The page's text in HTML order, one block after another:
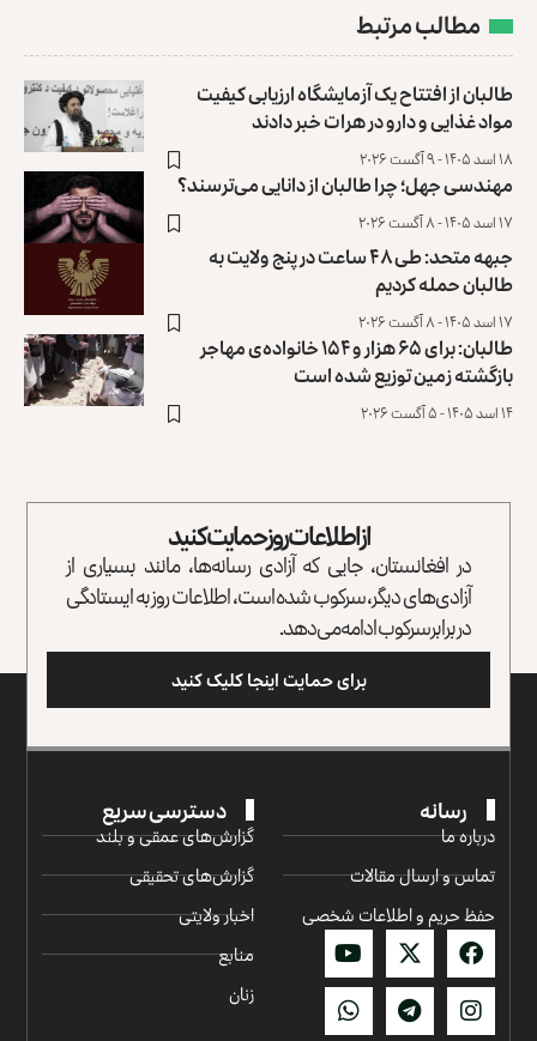
مطالب مرتبط
طالبان از افتتاح یک آزمایشگاه ارزیابی کیفیت
مواد غذایی و دارو در هرات خبر دادند
۱۸ اسد ۱۴۰۵ - ۹ آگست ۲۰۲۶
مهندسی جهل؛ چرا طالبان از دانایی می‌ترسند؟
۱۷ اسد ۱۴۰۵ - ۸ آگست ۲۰۲۶
جبهه متحد: طی ۴۸ ساعت در پنج ولایت به
طالبان حمله کردیم
۱۷ اسد ۱۴۰۵ - ۸ آگست ۲۰۲۶
طالبان: برای ۶۵ هزار و ۱۵۴ خانواده‌ی مهاجر
بازگشته زمین توزیع ‏شده است
۱۴ اسد ۱۴۰۵ - ۵ آگست ۲۰۲۶
از اطلاعات روز حمایت کنید
در افغانستان، جایی که آزادی رسانه‌ها، مانند بسیاری از
آزادی‌های دیگر، سرکوب شده است، اطلاعات روز به ایستادگی
در برابر سرکوب ادامه می‌دهد.
برای حمایت اینجا کلیک کنید
رسانه
درباره ما
تماس و ارسال مقالات
حفظ حریم و اطلاعات شخصی
دسترسی سریع
گزارش‌‌های عمقی و بلند
گزارش‌های تحقیقی
اخبار ولایتی
منابع
زنان